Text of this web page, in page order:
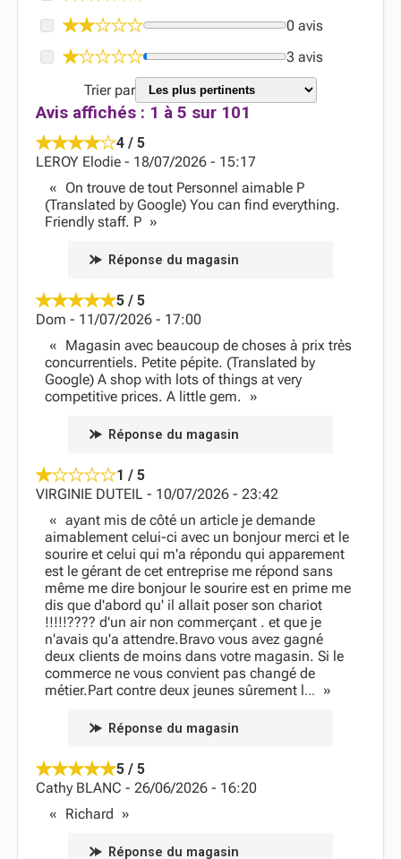
0 avis
3 avis
Trier par
Avis affichés : 1 à 5 sur 101
4 / 5
LEROY Elodie - 18/07/2026 - 15:17
On trouve de tout Personnel aimable P
(Translated by Google) You can find everything.
Friendly staff. P
Réponse du magasin
5 / 5
Dom - 11/07/2026 - 17:00
Magasin avec beaucoup de choses à prix très
concurrentiels. Petite pépite. (Translated by
Google) A shop with lots of things at very
competitive prices. A little gem.
Réponse du magasin
1 / 5
VIRGINIE DUTEIL - 10/07/2026 - 23:42
ayant mis de côté un article je demande
aimablement celui-ci avec un bonjour merci et le
sourire et celui qui m'a répondu qui apparement
est le gérant de cet entreprise me répond sans
même me dire bonjour le sourire est en prime me
dis que d'abord qu' il allait poser son chariot
!!!!!???? d'un air non commerçant . et que je
n'avais qu'a attendre.Bravo vous avez gagné
deux clients de moins dans votre magasin. Si le
commerce ne vous convient pas changé de
métier.Part contre deux jeunes sûrement l...
Réponse du magasin
5 / 5
Cathy BLANC - 26/06/2026 - 16:20
Richard
Réponse du magasin